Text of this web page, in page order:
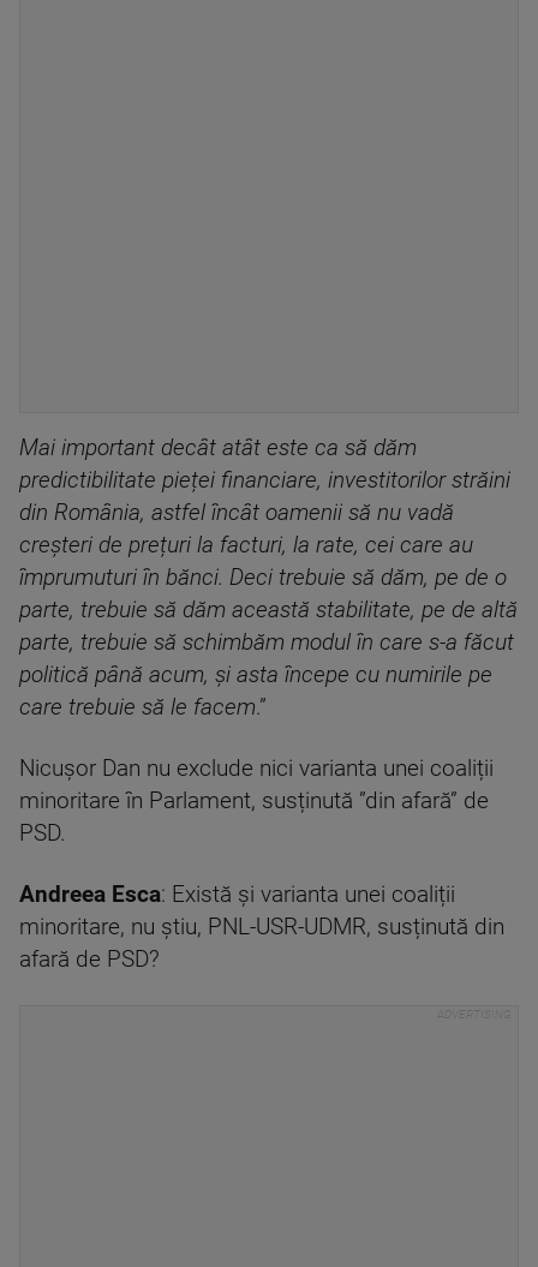
Mai important decât atât este ca să dăm
predictibilitate pieței financiare, investitorilor străini
din România, astfel încât oamenii să nu vadă
creșteri de prețuri la facturi, la rate, cei care au
împrumuturi în bănci. Deci trebuie să dăm, pe de o
parte, trebuie să dăm această stabilitate, pe de altă
parte, trebuie să schimbăm modul în care s-a făcut
politică până acum, și asta începe cu numirile pe
care trebuie să le facem.”
Nicușor Dan nu exclude nici varianta unei coaliții
minoritare în Parlament, susținută ”din afară” de
PSD.
Andreea Esca: Există și varianta unei coaliții
minoritare, nu știu, PNL-USR-UDMR, susținută din
afară de PSD?